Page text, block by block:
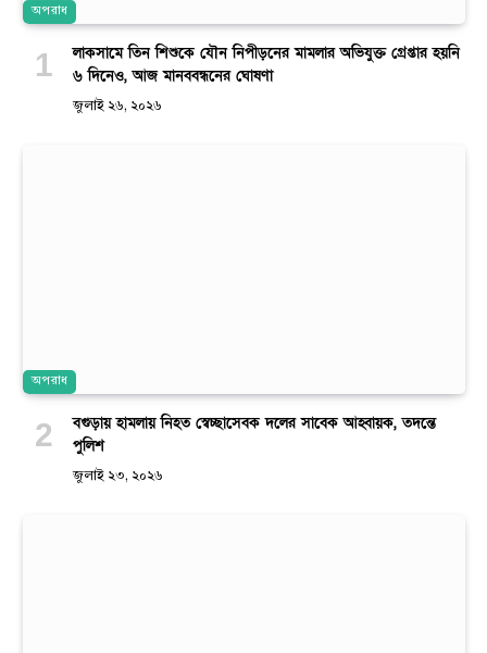
অপরাধ
লাকসামে তিন শিশুকে যৌন নিপীড়নের মামলার অভিযুক্ত গ্রেপ্তার হয়নি
৬ দিনেও, আজ মানববন্ধনের ঘোষণা
জুলাই ২৬, ২০২৬
অপরাধ
বগুড়ায় হামলায় নিহত স্বেচ্ছাসেবক দলের সাবেক আহ্বায়ক, তদন্তে
পুলিশ
জুলাই ২৩, ২০২৬